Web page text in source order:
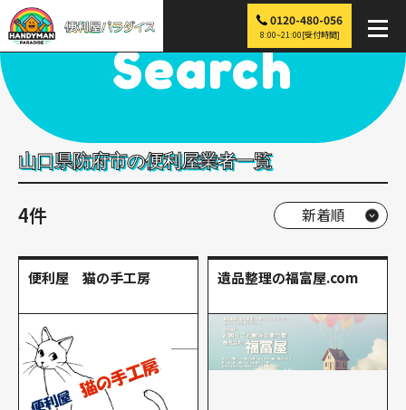
0120-480-056
8:00~21:00[受付時間]
便利屋パラダイス > 探す > 防府市
Search
山口県防府市の便利屋業者一覧
4件
便利屋 猫の手工房 遺品整理の福富屋.com